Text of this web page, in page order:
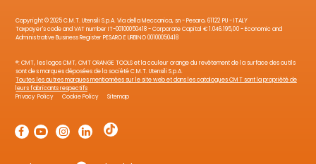
Copyright © 2025 C.M.T. Utensili S.p.A. Via della Meccanica, sn - Pesaro, 61122 PU - ITALY
Taxpayer's code and VAT number IT-00100050418 - Corporate Capital € 1.046.195,00 - Economic and
Administrative Business Register PESARO E URBINO 00100050418
®: CMT, les logos CMT, CMT ORANGE TOOLS et la couleur orange du revêtement de la surface des outils
sont des marques déposées de la société C.M.T. Utensili S.p.A.
Toutes les autres marques mentionnées sur le site web et dans les catalogues CMT sont la propriété de
leurs fabricants respectifs
Privacy Policy
Cookie Policy Sitemap